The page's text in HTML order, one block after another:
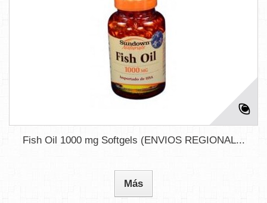
Fish Oil 1000 mg Softgels (ENVIOS REGIONAL...
Más